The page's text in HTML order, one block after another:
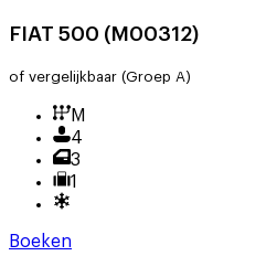
FIAT 500 (M00312)
of vergelijkbaar (Groep A)
M
4
3
1
Boeken